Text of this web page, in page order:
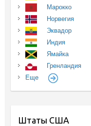
Марокко
Норвегия
Эквадор
Индия
Ямайка
Гренландия
Еще
Штаты США